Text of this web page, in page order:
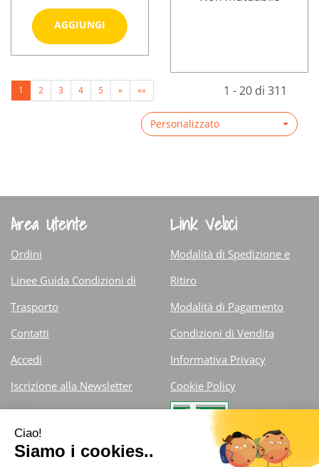
AGGIUNGI
Aggiungi APIS
MELLIF
15CH
4G al
carrello
su APIS
MELLIF
MELLIF
200CH
su APIS
MELLIF
1 2 3 4 5 » »» 1 - 20 di 311
Personalizzato
Area Utente
Ordini
Linee Guida Condizioni di
Trasporto
Contatti
Accedi
Iscrizione alla Newsletter
Link Veloci
Modalità di Spedizione e
Ritiro
Modalità di Pagamento
Condizioni di Vendita
Informativa Privacy
Cookie Policy